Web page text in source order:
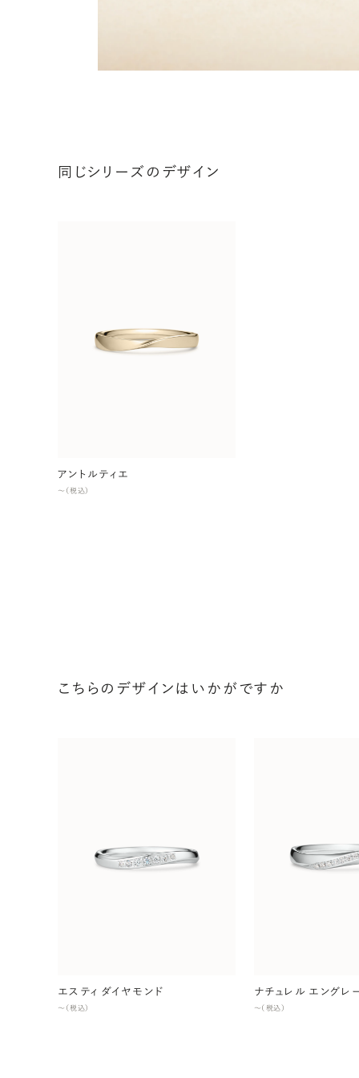
同じシリーズのデザイン
アントルティエ
〜（税込）
こちらのデザインはいかがですか
エスティ ダイヤモンド
〜（税込）
ナチュレル エングレ
〜（税込）